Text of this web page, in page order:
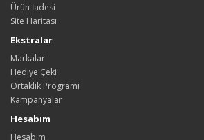
Ürün İadesi
Site Haritası
Ekstralar
Markalar
Hediye Çeki
Ortaklık Programı
Kampanyalar
Hesabım
Hesabım